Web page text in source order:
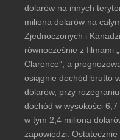
dolarów na innych
miliona dolarów na
Zjednoczonych i
równocześnie z filmami
Clarence”, a
osiągnie dochód brutto
dolarów, przy
dochód w wysokości
w tym 2,4 miliona
zapowiedzi.